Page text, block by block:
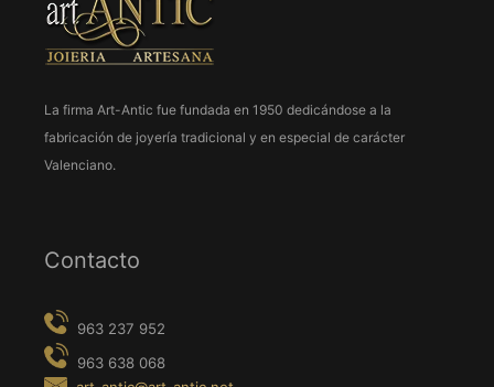
La firma Art-Antic fue fundada en 1950 dedicándose a la
fabricación de joyería tradicional y en especial de carácter
Valenciano.
Contacto
963 237 952
963 638 068